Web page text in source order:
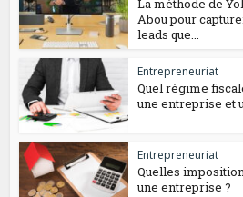
La méthode de
Abou pour
leads que...
Entrepreneuriat
Quel régime
une entreprise et
Entrepreneuriat
Quelles
une entreprise ?